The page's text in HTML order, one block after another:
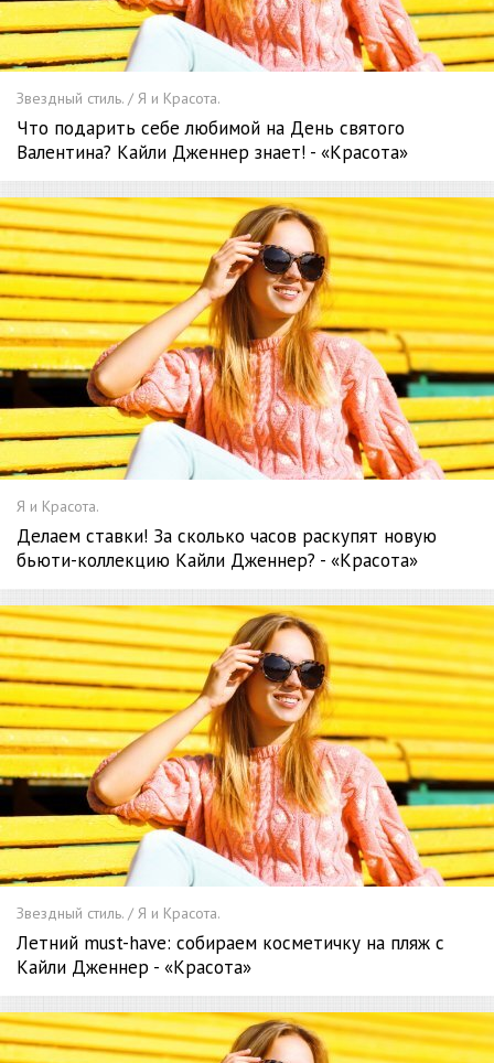
Звездный стиль. / Я и Красота.
Что подарить себе любимой на День святого
Валентина? Кайли Дженнер знает! - «Красота»
Я и Красота.
Делаем ставки! За сколько часов раскупят новую
бьюти-коллекцию Кайли Дженнер? - «Красота»
Звездный стиль. / Я и Красота.
Летний must-have: собираем косметичку на пляж с
Кайли Дженнер - «Красота»